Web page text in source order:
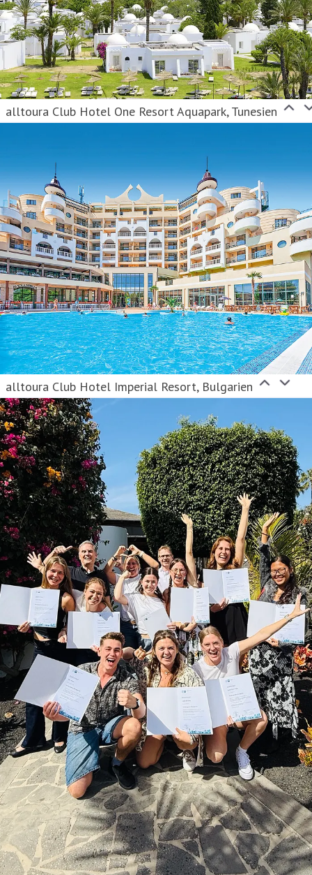
alltoura Club Hotel One Resort Aquapark, Tunesien
alltoura Club Hotel Imperial Resort, Bulgarien